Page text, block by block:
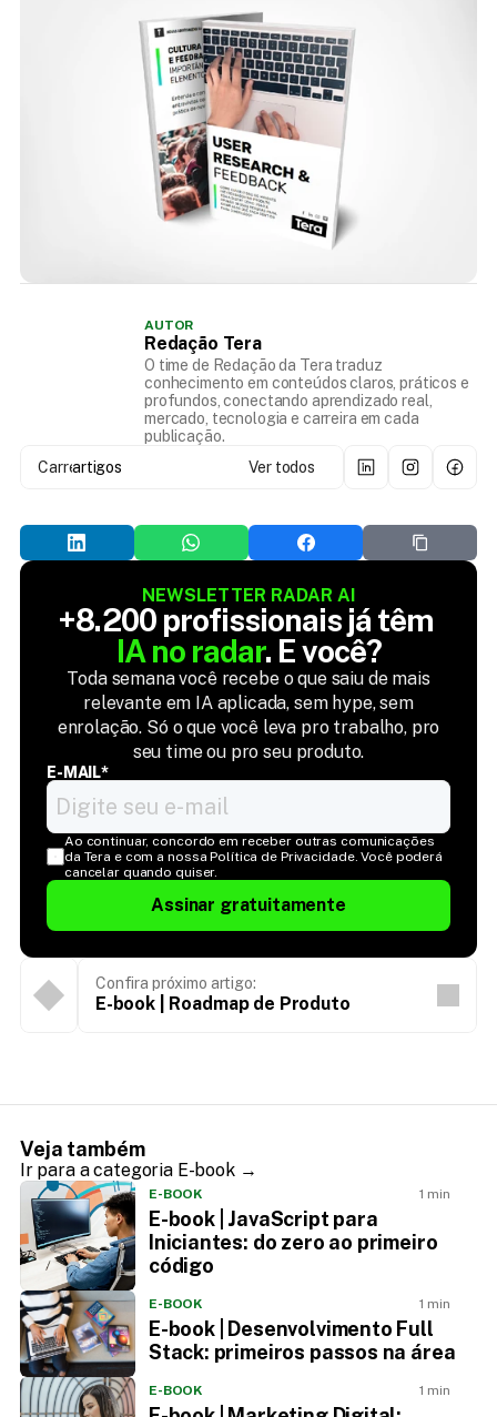
AUTOR
Redação Tera
O time de Redação da Tera traduz
conhecimento em conteúdos claros, práticos e
profundos, conectando aprendizado real,
mercado, tecnologia e carreira em cada
publicação.
Carregando...
artigos Ver todos
NEWSLETTER RADAR AI
IA no radar. E você?
Toda semana você recebe o que saiu de mais
relevante em IA aplicada, sem hype, sem
enrolação. Só o que você leva pro trabalho, pro
seu time ou pro seu produto.
E-MAIL*
Ao continuar, concordo em receber outras comunicações
da Tera e com a nossa Política de Privacidade. Você poderá
cancelar quando quiser.
Assinar gratuitamente
Confira próximo artigo:
E-book | Roadmap de Produto
Veja também
Ir para a categoria E-book →
E-BOOK 1 min
E-book | JavaScript para
Iniciantes: do zero ao primeiro
código
E-BOOK 1 min
E-book | Desenvolvimento Full
Stack: primeiros passos na área
E-BOOK 1 min